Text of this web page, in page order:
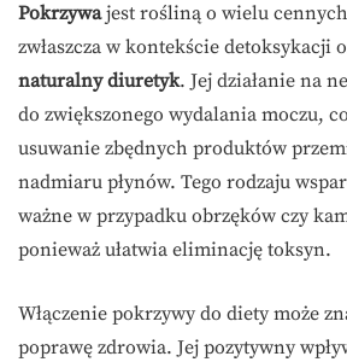
Pokrzywajest rośliną o wielu
zwłaszcza w kontekście detoksykacji
naturalny diuretyk. Jej działanie na
do zwiększonego wydalania moczu,
usuwanie zbędnych produktów
nadmiaru płynów. Tego rodzaju
ważne w przypadku obrzęków czy
ponieważ ułatwia eliminację toksyn.
Włączenie pokrzywy do diety może
poprawę zdrowia. Jej pozytywny